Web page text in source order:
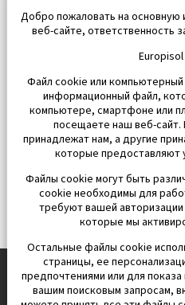
Добро пожаловать на
веб-сайте, ответственность
Europisol
Файл cookie или
информационный файл,
компьютере, смартфоне или
посещаете наш веб-
принадлежат нам, а другие
которые предоставляют
Файлы cookie могут быть
cookie необходимы для
требуют вашей
которые мы
Остальные файлы cookie
страницы, ее
предпочтениями или для
вашим поисковым запросам,